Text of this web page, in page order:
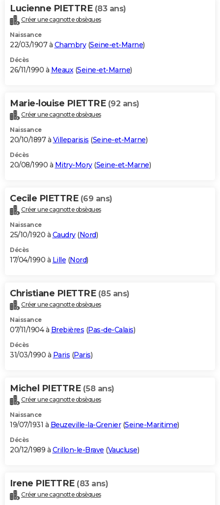
Lucienne PIETTRE (83 ans)
Créer une cagnotte obsèques
Naissance
22/03/1907 à Chambry(Seine-et-Marne)
Décès
26/11/1990 à Meaux(Seine-et-Marne)
Marie-louise PIETTRE (92 ans)
Créer une cagnotte obsèques
Naissance
20/10/1897 à Villeparisis (Seine-et-Marne)
Décès
20/08/1990 à Mitry-Mory(Seine-et-Marne)
Cecile PIETTRE (69 ans)
Créer une cagnotte obsèques
Naissance
25/10/1920 à Caudry(Nord)
Décès
17/04/1990 à Lille (Nord)
Christiane PIETTRE (85 ans)
Créer une cagnotte obsèques
Naissance
07/11/1904 à Brebières (Pas-de-Calais)
Décès
31/03/1990 à Paris (Paris)
Michel PIETTRE (58 ans)
Créer une cagnotte obsèques
Naissance
19/07/1931 à Beuzeville-la-Grenier(Seine-Maritime)
Décès
20/12/1989 à Crillon-le-Brave (Vaucluse)
Irene PIETTRE (83 ans)
Créer une cagnotte obsèques